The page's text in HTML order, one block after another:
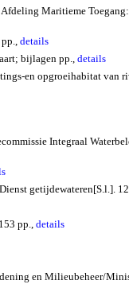
Maritieme
details
bijlagen pp., details
en opgroeihabitat van
Integraal
getijdewateren[S.l.].
pp., details
en Milieubeheer/